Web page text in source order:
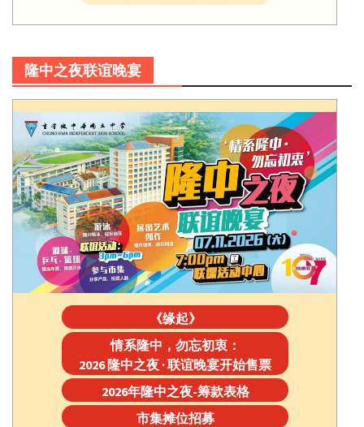
隆中之夜联谊晚宴
《缘起》
情系隆中，勿忘初衷：
2026 隆中之夜 · 联谊晚宴开始售票
2026年隆中之夜-筹款表格
市集摊位招募